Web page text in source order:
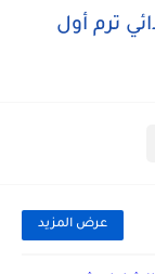
ترم أول
عرض المزيد